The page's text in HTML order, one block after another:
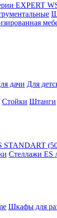
EXPERT
дачи Для
Стойки Штанги
STANDART
Стеллажи ES
Шкафы для